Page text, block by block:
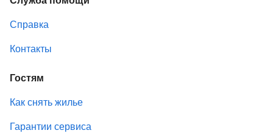
Справка
Контакты
Гостям
Как снять жилье
Гарантии сервиса